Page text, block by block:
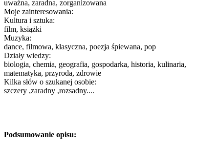
uważna, zaradna, zorganizowana
Moje zainteresowania:
Kultura i sztuka:
film, książki
Muzyka:
dance, filmowa, klasyczna, poezja śpiewana, pop
Działy wiedzy:
biologia, chemia, geografia, gospodarka, historia, kulinaria,
matematyka, przyroda, zdrowie
Kilka słów o szukanej osobie:
szczery ,zaradny ,rozsadny....
Podsumowanie opisu: